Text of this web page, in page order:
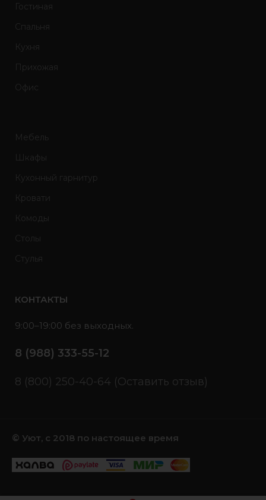
Гостиная
Спальня
Кухня
Прихожая
Офис
Мебель
Шкафы
Кухонный гарнитур
Кровати
Комоды
Столы
Стулья
КОНТАКТЫ
9:00–19:00 без выходных.
8 (988) 333-55-12
8 (800) 250-40-64 (Оставить отзыв)
© Уют, с 2018 по настоящее время